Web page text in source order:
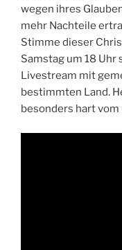
wegen ihres
mehr Nachteile
Stimme dieser
Samstag um 18 Uhr
Livestream mit
bestimmten Land.
besonders hart